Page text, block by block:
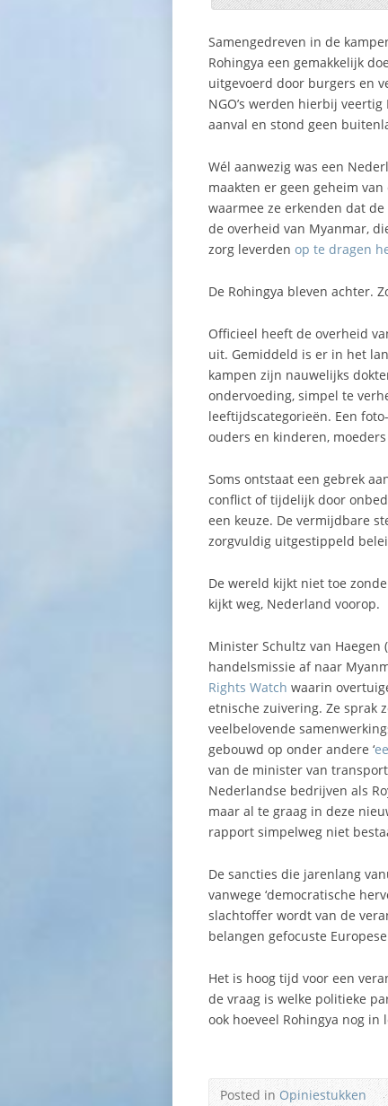
Samengedreven in de
Rohingya een gemakkelijk
uitgevoerd door burgers en
NGO’s werden hierbij
aanval en stond geen
Wél aanwezig was een
maakten er geen geheim
waarmee ze erkenden dat
de overheid van Myanmar,
zorg leverden op te dragen
De Rohingya bleven achter.
Officieel heeft de overheid
uit. Gemiddeld is er in het
kampen zijn nauwelijks
ondervoeding, simpel te
leeftijdscategorieën. Een
ouders en kinderen,
Soms ontstaat een gebrek
conflict of tijdelijk door
een keuze. De vermijdbare
zorgvuldig uitgestippeld
De wereld kijkt niet toe
kijkt weg, Nederland voorop.
Minister Schultz van
handelsmissie af naar
Rights Watch waarin
etnische zuivering. Ze sprak
veelbelovende
gebouwd op onder andere ‘
van de minister van
Nederlandse bedrijven als
maar al te graag in deze
rapport simpelweg niet
De sancties die jarenlang
vanwege ‘democratische
slachtoffer wordt van de
belangen gefocuste
Het is hoog tijd voor een
de vraag is welke politieke
ook hoeveel Rohingya nog
Posted inOpiniestukken